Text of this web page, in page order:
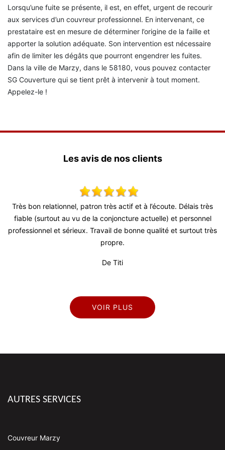
Lorsqu’une fuite se présente, il est, en effet, urgent de recourir
aux services d’un couvreur professionnel. En intervenant, ce
prestataire est en mesure de déterminer l’origine de la faille et
apporter la solution adéquate. Son intervention est nécessaire
afin de limiter les dégâts que pourront engendrer les fuites.
Dans la ville de Marzy, dans le 58180, vous pouvez contacter
SG Couverture qui se tient prêt à intervenir à tout moment.
Appelez-le !
Les avis de nos clients
Très bon relationnel, patron très actif et à l’écoute. Délais très
fiable (surtout au vu de la conjoncture actuelle) et personnel
professionnel et sérieux. Travail de bonne qualité et surtout très
propre.
De Titi
VOIR PLUS
AUTRES SERVICES
Couvreur Marzy